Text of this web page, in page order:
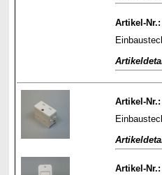
Artikel-Nr.:
Artikel-Nr.:
Artikel-Nr.: